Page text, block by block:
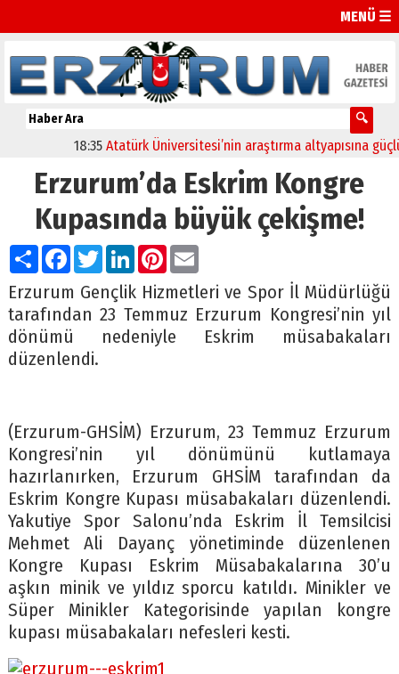
MENÜ ☰
18:35 Atatürk Üniversitesi’nin araştırma altyapısına güçlü
Erzurum’da Eskrim Kongre
Kupasında büyük çekişme!
PaylaşFacebook
TwitterLinkedIn
Pinterest
Email
Erzurum Gençlik Hizmetleri ve Spor İl Müdürlüğü
tarafından 23 Temmuz Erzurum Kongresi’nin yıl
dönümü nedeniyle Eskrim müsabakaları
düzenlendi.
(Erzurum-GHSİM) Erzurum, 23 Temmuz Erzurum
Kongresi’nin yıl dönümünü kutlamaya
hazırlanırken, Erzurum GHSİM tarafından da
Eskrim Kongre Kupası müsabakaları düzenlendi.
Yakutiye Spor Salonu’nda Eskrim İl Temsilcisi
Mehmet Ali Dayanç yönetiminde düzenlenen
Kongre Kupası Eskrim Müsabakalarına 30’u
aşkın minik ve yıldız sporcu katıldı. Minikler ve
Süper Minikler Kategorisinde yapılan kongre
kupası müsabakaları nefesleri kesti.